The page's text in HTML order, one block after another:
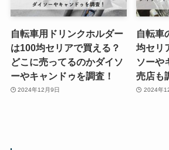
自転車用ドリンクホルダー
は100均セリアで買える？
どこに売ってるのかダイソ
ーやキャンドゥを調査！
2024年12月9日
自転車
均セリ
ソーや
売店も
2024年